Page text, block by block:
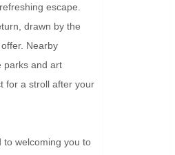
escape.
drawn by the
Nearby
parks and art
for a stroll after your
to welcoming you to